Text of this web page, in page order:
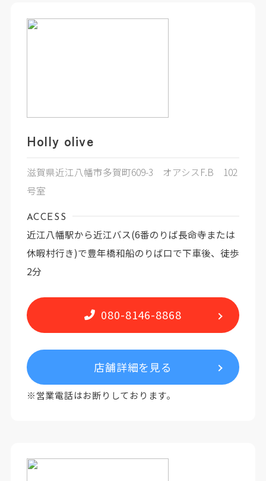
Holly olive
滋賀県近江八幡市多賀町609-3 オアシスF.B 102
号室
ACCESS
近江八幡駅から近江バス(6番のりば長命寺または
休暇村行き)で豊年橋和船のりば口で下車後、徒歩
2分
080-8146-8868
店舗詳細を見る
※営業電話はお断りしております。